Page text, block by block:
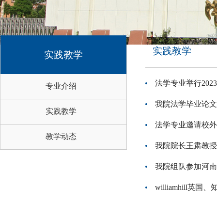
实践教学
专业介绍
实践教学
教学动态
实践教学
法学专业举行
我院法学毕业论
法学专业邀请校
我院院长王肃教
我院组队参加河
williamhill英国、